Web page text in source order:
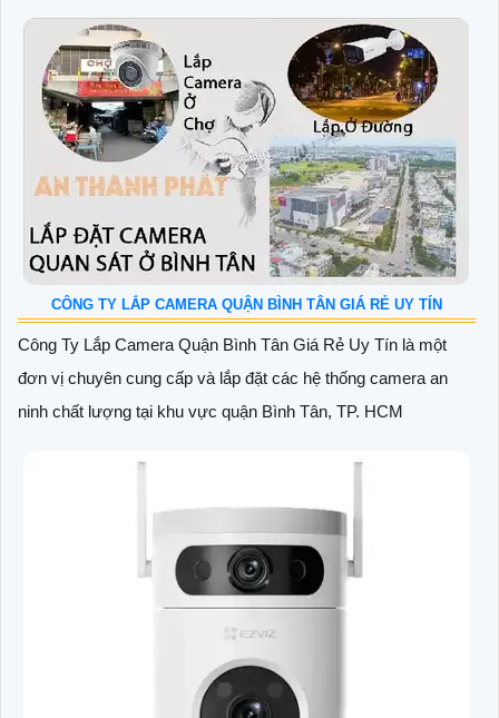
CÔNG TY LẮP CAMERA QUẬN BÌNH TÂN GIÁ RẺ UY TÍN
Công Ty Lắp Camera Quận Bình Tân Giá Rẻ Uy Tín là một
đơn vị chuyên cung cấp và lắp đặt các hệ thống camera an
ninh chất lượng tại khu vực quận Bình Tân, TP. HCM